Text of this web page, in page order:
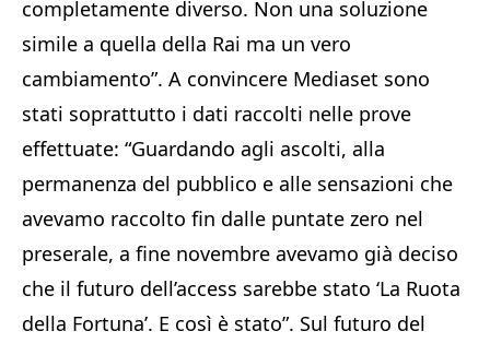
completamente diverso. Non una soluzione
simile a quella della Rai ma un vero
cambiamento”. A convincere Mediaset sono
stati soprattutto i dati raccolti nelle prove
effettuate: “Guardando agli ascolti, alla
permanenza del pubblico e alle sensazioni che
avevamo raccolto fin dalle puntate zero nel
preserale, a fine novembre avevamo già deciso
che il futuro dell’access sarebbe stato ‘La Ruota
della Fortuna’. E così è stato”. Sul futuro del